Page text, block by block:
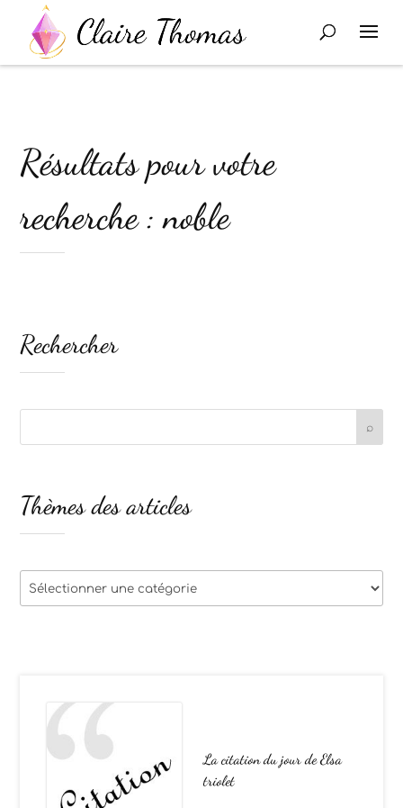
Résultats pour votre
recherche : noble
La citation du jour de Elsa
triolet
Rechercher
Thèmes des articles
Thèmes
des